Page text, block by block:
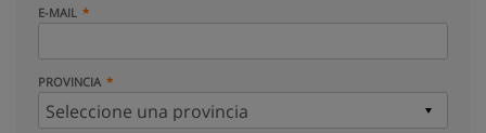
E-MAIL
PROVINCIA